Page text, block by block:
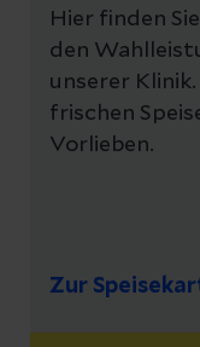
Hier finden
den
unserer
frischen
Vorlieben.
Zur